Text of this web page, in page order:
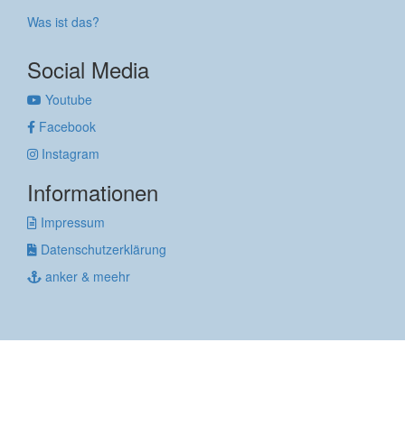
Was ist das?
Social Media
Youtube
Facebook
Instagram
Informationen
Impressum
Datenschutzerklärung
anker & meehr